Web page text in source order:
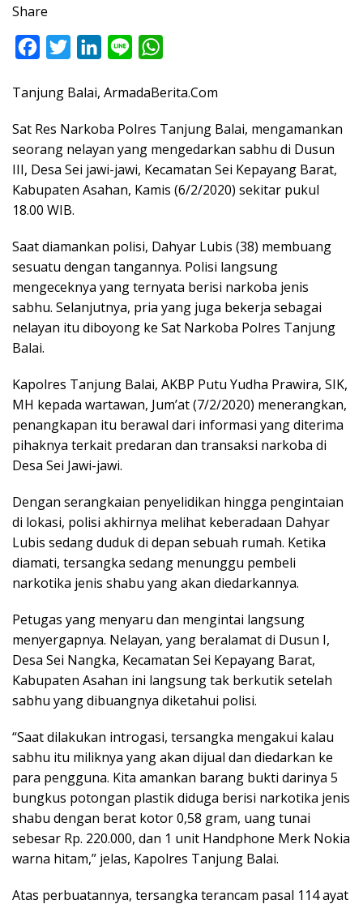
Share
c
e
b
o
o
k
i
t
e
r
n
e
d
I
n
e
a
t
s
A
p
Tanjung Balai, ArmadaBerita.Com
Sat Res Narkoba Polres Tanjung Balai, mengamankan
seorang nelayan yang mengedarkan sabhu di Dusun
III, Desa Sei jawi-jawi, Kecamatan Sei Kepayang Barat,
Kabupaten Asahan, Kamis (6/2/2020) sekitar pukul
18.00 WIB.
Saat diamankan polisi, Dahyar Lubis (38) membuang
sesuatu dengan tangannya. Polisi langsung
mengeceknya yang ternyata berisi narkoba jenis
sabhu. Selanjutnya, pria yang juga bekerja sebagai
nelayan itu diboyong ke Sat Narkoba Polres Tanjung
Balai.
Kapolres Tanjung Balai, AKBP Putu Yudha Prawira, SIK,
MH kepada wartawan, Jum’at (7/2/2020) menerangkan,
penangkapan itu berawal dari informasi yang diterima
pihaknya terkait predaran dan transaksi narkoba di
Desa Sei Jawi-jawi.
Dengan serangkaian penyelidikan hingga pengintaian
di lokasi, polisi akhirnya melihat keberadaan Dahyar
Lubis sedang duduk di depan sebuah rumah. Ketika
diamati, tersangka sedang menunggu pembeli
narkotika jenis shabu yang akan diedarkannya.
Petugas yang menyaru dan mengintai langsung
menyergapnya. Nelayan, yang beralamat di Dusun I,
Desa Sei Nangka, Kecamatan Sei Kepayang Barat,
Kabupaten Asahan ini langsung tak berkutik setelah
sabhu yang dibuangnya diketahui polisi.
“Saat dilakukan introgasi, tersangka mengakui kalau
sabhu itu miliknya yang akan dijual dan diedarkan ke
para pengguna. Kita amankan barang bukti darinya 5
bungkus potongan plastik diduga berisi narkotika jenis
shabu dengan berat kotor 0,58 gram, uang tunai
sebesar Rp. 220.000, dan 1 unit Handphone Merk Nokia
warna hitam,” jelas, Kapolres Tanjung Balai.
Atas perbuatannya, tersangka terancam pasal 114 ayat